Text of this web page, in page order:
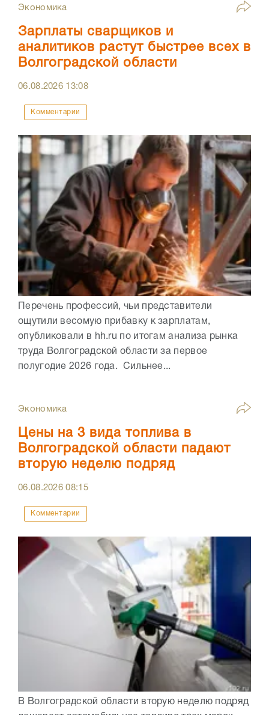
Экономика
Зарплаты сварщиков и
аналитиков растут быстрее всех в
Волгоградской области
06.08.2026 13:08
Комментарии
Перечень профессий, чьи представители
ощутили весомую прибавку к зарплатам,
опубликовали в hh.ru по итогам анализа рынка
труда Волгоградской области за первое
полугодие 2026 года. Сильнее...
Экономика
Цены на 3 вида топлива в
Волгоградской области падают
вторую неделю подряд
06.08.202608:15
Комментарии
В Волгоградской области вторую неделю подряд